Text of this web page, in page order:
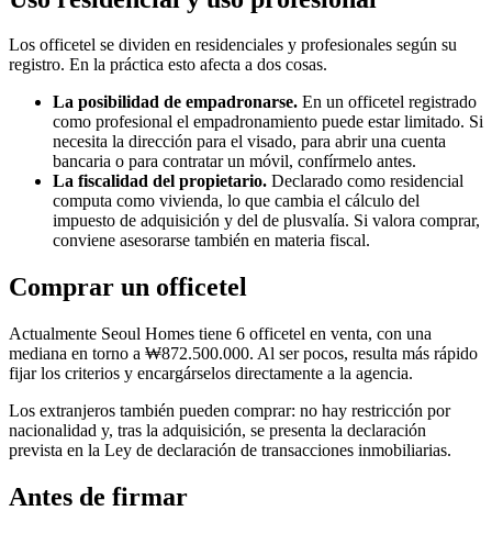
Los officetel se dividen en residenciales y profesionales según su
registro. En la práctica esto afecta a dos cosas.
La posibilidad de empadronarse. En un officetel registrado
como profesional el empadronamiento puede estar limitado. Si
necesita la dirección para el visado, para abrir una cuenta
bancaria o para contratar un móvil, confírmelo antes.
La fiscalidad del propietario. Declarado como residencial
computa como vivienda, lo que cambia el cálculo del
impuesto de adquisición y del de plusvalía. Si valora comprar,
conviene asesorarse también en materia fiscal.
Comprar un officetel
Actualmente Seoul Homes tiene 6 officetel en venta, con una
mediana en torno a ₩872.500.000. Al ser pocos, resulta más rápido
fijar los criterios y encargárselos directamente a la agencia.
Los extranjeros también pueden comprar: no hay restricción por
nacionalidad y, tras la adquisición, se presenta la declaración
prevista en la Ley de declaración de transacciones inmobiliarias.
Antes de firmar